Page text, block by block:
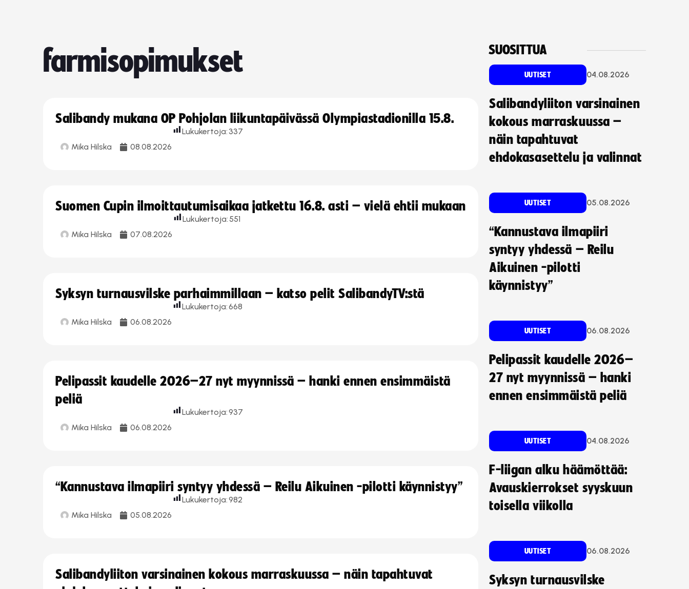
farmisopimukset
Salibandy mukana OP Pohjolan liikuntapäivässä Olympiastadionilla 15.8.
Mika Hilska 08.08.2026
Lukukertoja: 337
Suomen Cupin ilmoittautumisaikaa jatkettu 16.8. asti – vielä ehtii mukaan
Mika Hilska 07.08.2026
Lukukertoja: 551
Syksyn turnausvilske parhaimmillaan – katso pelit SalibandyTV:stä
Mika Hilska 06.08.2026
Lukukertoja:668
Pelipassit kaudelle 2026–27 nyt myynnissä – hanki ennen ensimmäistä
peliä
Mika Hilska 06.08.2026
Lukukertoja:937
“Kannustava ilmapiiri syntyy yhdessä – Reilu Aikuinen -pilotti käynnistyy”
Mika Hilska 05.08.2026
Lukukertoja:982
Salibandyliiton varsinainen kokous marraskuussa – näin tapahtuvat
SUOSITTUA
UUTISET 04.08.2026
Salibandyliiton varsinainen
kokous marraskuussa –
näin tapahtuvat
ehdokasasettelu ja valinnat
UUTISET 05.08.2026
“Kannustava ilmapiiri
syntyy yhdessä – Reilu
Aikuinen -pilotti
käynnistyy”
UUTISET 06.08.2026
Pelipassit kaudelle 2026–
27 nyt myynnissä – hanki
ennen ensimmäistä peliä
UUTISET 04.08.2026
F-liigan alku häämöttää:
Avauskierrokset syyskuun
toisella viikolla
UUTISET 06.08.2026
Syksyn turnausvilske